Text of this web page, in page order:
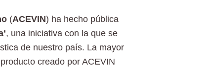
(ACEVIN) ha hecho pública
, una iniciativa con la que se
de nuestro país. La mayor
creado por ACEVIN